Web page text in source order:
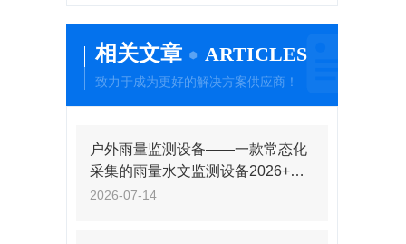
相关文章 ARTICLES
致力于成为更好的解决方案供应商！
户外雨量监测设备——一款常态化
采集的雨量水文监测设备2026+派
+送
2026-07-14